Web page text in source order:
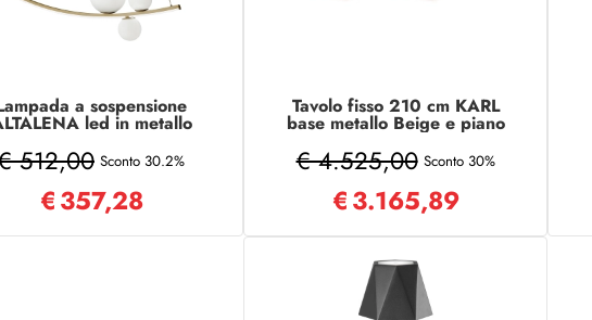
a sospensione
led in metallo
512,00 Sconto 30.2%
€357,28
Tavolo fisso 210 cm KARL
base metallo Beige e piano
effetto marmo Sahara Noir
€ 4.525,00 Sconto 30%
€3.165,89